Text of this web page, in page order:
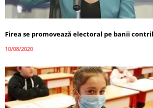
Firea se promovează electoral pe banii
10/08/2020